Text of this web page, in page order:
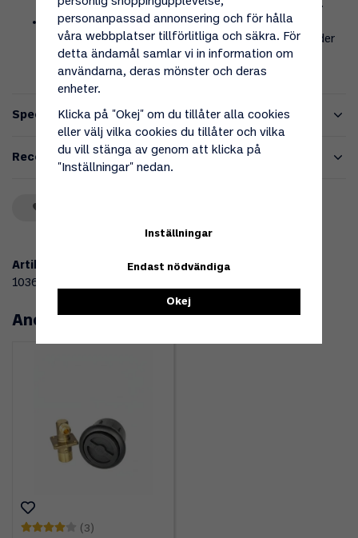
Specifikationer
Recensioner
och fri från kontaminering när den når dina enheter.
Långvarig Prestanda:Tillverkad av robusta och
hållbara material för långvarig prestanda även under
tuffa arbetsförhållanden.
Artikelnummer:
103699
Andra köpte även
(3)
personanpassad annonsering och för hålla
våra webbplatser tillförlitliga och säkra. För
detta ändamål samlar vi in information om
användarna, deras mönster och deras
enheter.
Klicka på "Okej" om du tillåter alla cookies
eller välj vilka cookies du tillåter och vilka
du vill stänga av genom att klicka på
"Inställningar" nedan.
Inställningar
Endast nödvändiga
Okej